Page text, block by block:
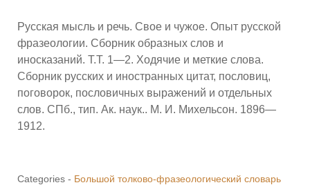
Русская мысль и речь. Свое и чужое. Опыт русской
фразеологии. Сборник образных слов и
иносказаний. Т.Т. 1—2. Ходячие и меткие слова.
Сборник русских и иностранных цитат, пословиц,
поговорок, пословичных выражений и отдельных
слов. СПб., тип. Ак. наук.. М. И. Михельсон. 1896—
1912.
Categories - Большой толково-фразеологический словарь